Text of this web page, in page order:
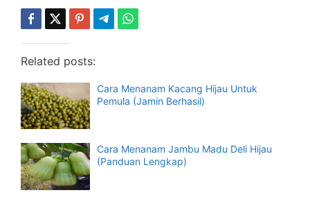
Related posts:
Cara Menanam Kacang Hijau Untuk
Pemula (Jamin Berhasil)
Cara Menanam Jambu Madu Deli Hijau
(Panduan Lengkap)